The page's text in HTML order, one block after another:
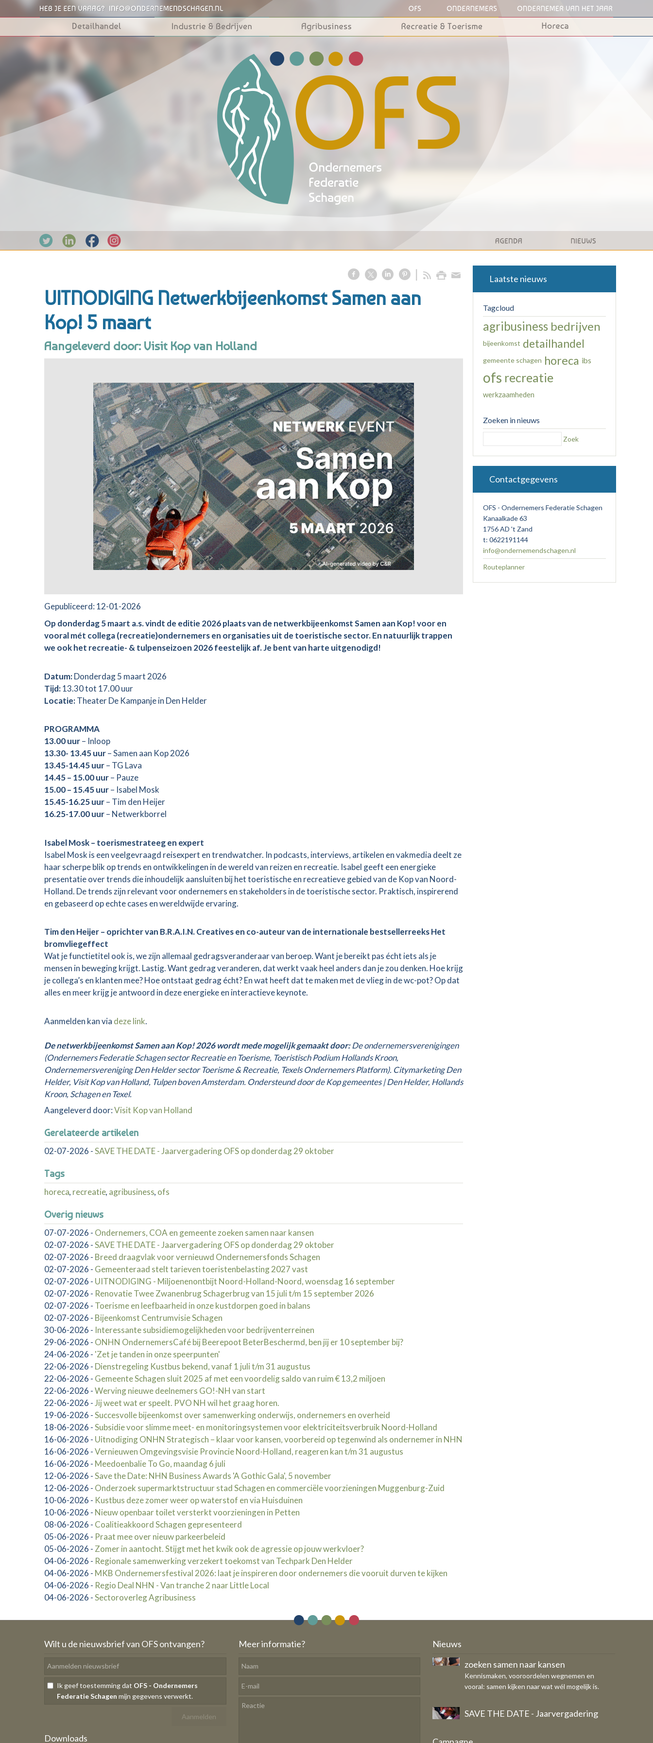
UITNODIGING Netwerkbijeenkomst Samen aan
Kop! 5 maart
Aangeleverd door: Visit Kop van Holland
Gepubliceerd: 12-01-2026
Op donderdag 5 maart a.s. vindt de editie 2026 plaats van de netwerkbijeenkomst Samen aan Kop! voor en
vooral mét collega (recreatie)ondernemers en organisaties uit de toeristische sector. En natuurlijk trappen
we ook het recreatie- & tulpenseizoen 2026 feestelijk af. Je bent van harte uitgenodigd!
Datum:Donderdag 5 maart 2026
Tijd:13.30 tot 17.00 uur
Locatie:Theater De Kampanje in Den Helder
PROGRAMMA
13.00 uur– Inloop
13.30- 13.45 uur– Samen aan Kop 2026
13.45-14.45 uur– TG Lava
14.45 – 15.00 uur– Pauze
15.00 – 15.45 uur– Isabel Mosk
15.45-16.25 uur– Tim den Heijer
16.25-17.00 uur– Netwerkborrel
Isabel Mosk – toerismestrateeg en expert
Isabel Mosk is een veelgevraagd reisexpert en trendwatcher. In podcasts, interviews, artikelen en vakmedia deelt ze
haar scherpe blik op trends en ontwikkelingen in de wereld van reizen en recreatie. Isabel geeft een energieke
presentatie over trends die inhoudelijk aansluiten bij het toeristische en recreatieve gebied van de Kop van Noord-
Holland. De trends zijn relevant voor ondernemers en stakeholders in de toeristische sector. Praktisch, inspirerend
en gebaseerd op echte cases en wereldwijde ervaring.
Tim den Heijer – oprichter van B.R.A.I.N. Creatives en co-auteur van de internationale bestsellerreeks Het
bromvliegeffect
Wat je functietitel ook is, we zijn allemaal gedragsveranderaar van beroep. Want je bereikt pas écht iets als je
mensen in beweging krijgt. Lastig. Want gedrag veranderen, dat werkt vaak heel anders dan je zou denken. Hoe krijg
je collega’s en klanten mee? Hoe ontstaat gedrag écht? En wat heeft dat te maken met de vlieg in de wc-pot? Op dat
alles en meer krijg je antwoord in deze energieke en interactieve keynote.
Aanmelden kan via deze link.
De netwerkbijeenkomst Samen aan Kop! 2026 wordt mede mogelijk gemaakt door:De ondernemersverenigingen
(Ondernemers Federatie Schagen sector Recreatie en Toerisme, Toeristisch Podium Hollands Kroon,
Ondernemersvereniging Den Helder sector Toerisme & Recreatie, Texels Ondernemers Platform). Citymarketing Den
Helder, Visit Kop van Holland, Tulpen boven Amsterdam. Ondersteund door de Kop gemeentes | Den Helder, Hollands
Kroon, Schagen en Texel.
Aangeleverd door:Visit Kop van Holland
Gerelateerde artikelen
02-07-2026 -SAVE THE DATE - Jaarvergadering OFS op donderdag 29 oktober
Tags
horeca, recreatie, agribusiness, ofs
Overig nieuws
07-07-2026 - Ondernemers, COA en gemeente zoeken samen naar kansen
02-07-2026 -SAVE THE DATE - Jaarvergadering OFS op donderdag 29 oktober
02-07-2026 - Breed draagvlak voor vernieuwd Ondernemersfonds Schagen
02-07-2026 - Gemeenteraad stelt tarieven toeristenbelasting 2027 vast
02-07-2026 - UITNODIGING - Miljoenenontbijt Noord-Holland-Noord, woensdag 16 september
02-07-2026 - Renovatie Twee Zwanenbrug Schagerbrug van 15 juli t/m 15 september 2026
02-07-2026 - Toerisme en leefbaarheid in onze kustdorpen goed in balans
02-07-2026 - Bijeenkomst Centrumvisie Schagen
30-06-2026 - Interessante subsidiemogelijkheden voor bedrijventerreinen
29-06-2026 - ONHN OndernemersCafé bij Beerepoot BeterBeschermd, ben jij er 10 september bij?
24-06-2026 - 'Zet je tanden in onze speerpunten'
22-06-2026 - Dienstregeling Kustbus bekend, vanaf 1 juli t/m 31 augustus
22-06-2026 - Gemeente Schagen sluit 2025 af met een voordelig saldo van ruim € 13,2 miljoen
22-06-2026 -Werving nieuwe deelnemers GO!-NH van start
22-06-2026 -Jij weet wat er speelt. PVO NH wil het graag horen.
19-06-2026 -Succesvolle bijeenkomst over samenwerking onderwijs, ondernemers en overheid
18-06-2026 -Subsidie voor slimme meet- en monitoringsystemen voor elektriciteitsverbruik Noord-Holland
16-06-2026 - Uitnodiging ONHN Strategisch – klaar voor kansen, voorbereid op tegenwind als ondernemer in NHN | 30 september
16-06-2026 -Vernieuwen Omgevingsvisie Provincie Noord-Holland, reageren kan t/m 31 augustus
16-06-2026 - Meedoenbalie To Go, maandag 6 juli
12-06-2026 -Save the Date: NHN Business Awards 'A Gothic Gala', 5 november
12-06-2026 - Onderzoek supermarktstructuur stad Schagen en commerciële voorzieningen Muggenburg-Zuid
10-06-2026 - Kustbus deze zomer weer op waterstof en via Huisduinen
10-06-2026 - Nieuw openbaar toilet versterkt voorzieningen in Petten
08-06-2026 - Coalitieakkoord Schagen gepresenteerd
05-06-2026 - Praat mee over nieuw parkeerbeleid
05-06-2026 - Zomer in aantocht. Stijgt met het kwik ook de agressie op jouw werkvloer?
04-06-2026 - Regionale samenwerking verzekert toekomst van Techpark Den Helder
04-06-2026 - MKB Ondernemersfestival 2026: laat je inspireren door ondernemers die vooruit durven te kijken
04-06-2026 - Regio Deal NHN - Van tranche 2 naar Little Local
04-06-2026 -Sectoroverleg Agribusiness
Laatste nieuws
Tagcloud
agribusiness bedrijven
bijeenkomst detailhandel
gemeente schagen horeca ibs
ofs recreatie
werkzaamheden
Zoeken in nieuws
Zoek
Contactgegevens
OFS - Ondernemers Federatie Schagen
Kanaalkade 63
1756 AD 't Zand
t: 0622191144
info@ondernemendschagen.nl
Routeplanner
Wilt u de nieuwsbrief van OFS ontvangen?
Ik geef toestemming dat OFS - Ondernemers
Federatie Schagen mijn gegevens verwerkt.
Downloads
Meer informatie? Nieuws
zoeken samen naar kansen
SAVE THE DATE - Jaarvergadering
OFS op donderdag 29 oktober